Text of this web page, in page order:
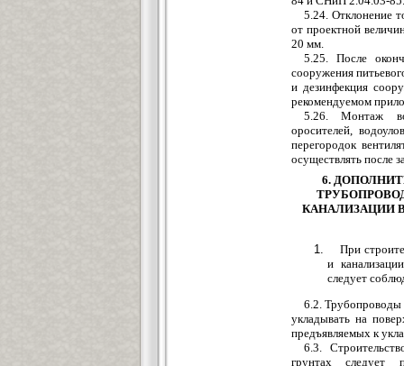
5.24. Отклонение
от проектной
20 мм.
5.25. После
сооружения
и дезинфекция
рекомендуемом
5.26. Монтаж
оросителей,
перегородок
осуществлять после
6.
КАНАЛИЗАЦИИ
При
и
следует
6.2. Трубопроводы
укладывать на
предъявляемых к
6.3.
грунтах следует